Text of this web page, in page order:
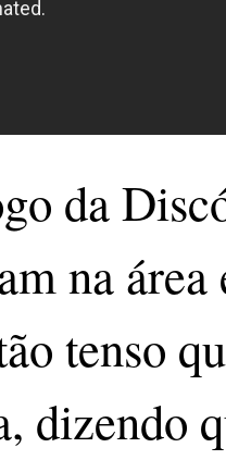
da
na
tenso
dizendo